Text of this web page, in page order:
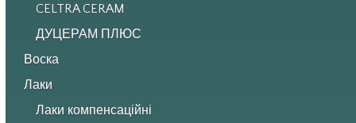
CELTRA CERAM
ДУЦЕРАМ ПЛЮС
Воска
Лаки
Лаки компенсаційні